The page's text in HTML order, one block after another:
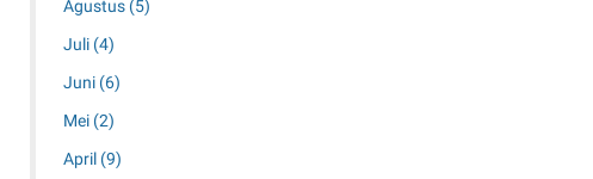
Agustus (5)
Juli (4)
Juni (6)
Mei (2)
April (9)